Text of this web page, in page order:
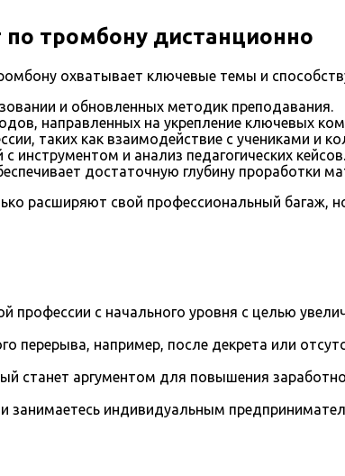
тромбону дистанционно
охватывает ключевые темы и
и обновленных методик преподавания.
направленных на укрепление ключевых
таких как взаимодействие с учениками и
инструментом и анализ педагогических кейсов.
достаточную глубину проработки
расширяют свой профессиональный багаж,
с начального уровня с целью
перерыва, например, после декрета или
станет аргументом для повышения
индивидуальным